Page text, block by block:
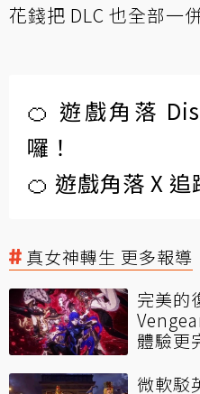
花錢把 DLC 也全部一
🍊 遊戲角落
囉！
🍊 遊戲角落 X 追
真女神轉生 更多報導
完美的
體驗更
微軟駁